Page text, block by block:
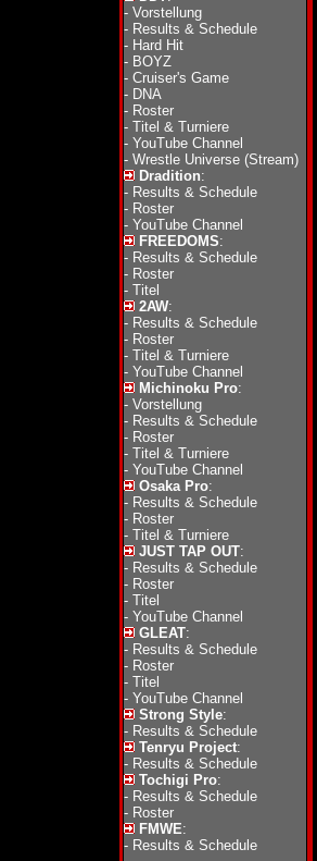
- Vorstellung
- Results & Schedule
- Hard Hit
- BOYZ
- Cruiser's Game
- DNA
- Roster
- Titel & Turniere
- YouTube Channel
- Wrestle Universe (Stream)
Dradition:
- Results & Schedule
- Roster
- YouTube Channel
FREEDOMS:
- Results & Schedule
- Roster
- Titel
2AW:
- Results & Schedule
- Roster
- Titel & Turniere
- YouTube Channel
Michinoku Pro:
- Vorstellung
- Results & Schedule
- Roster
- Titel & Turniere
- YouTube Channel
Osaka Pro:
- Results & Schedule
- Roster
- Titel & Turniere
JUST TAP OUT:
- Results & Schedule
- Roster
- Titel
- YouTube Channel
GLEAT:
- Results & Schedule
- Roster
- Titel
- YouTube Channel
Strong Style:
- Results & Schedule
Tenryu Project:
- Results & Schedule
Tochigi Pro:
- Results & Schedule
- Roster
FMWE:
- Results & Schedule